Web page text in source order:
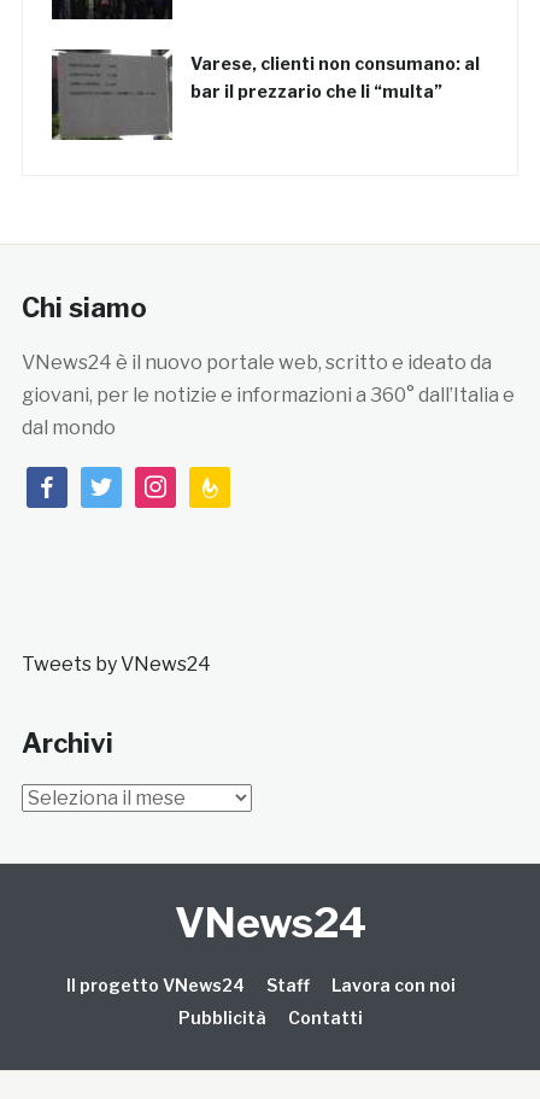
Varese, clienti non consumano: al
bar il prezzario che li “multa”
Chi siamo
VNews24 è il nuovo portale web, scritto e ideato da
giovani, per le notizie e informazioni a 360° dall’Italia e
dal mondo
facebooktwitterinstagramfeedburner
Tweets by VNews24
Archivi
Archivi
VNews24
Il progetto VNews24 Staff
Lavora con noi
Pubblicità
Contatti